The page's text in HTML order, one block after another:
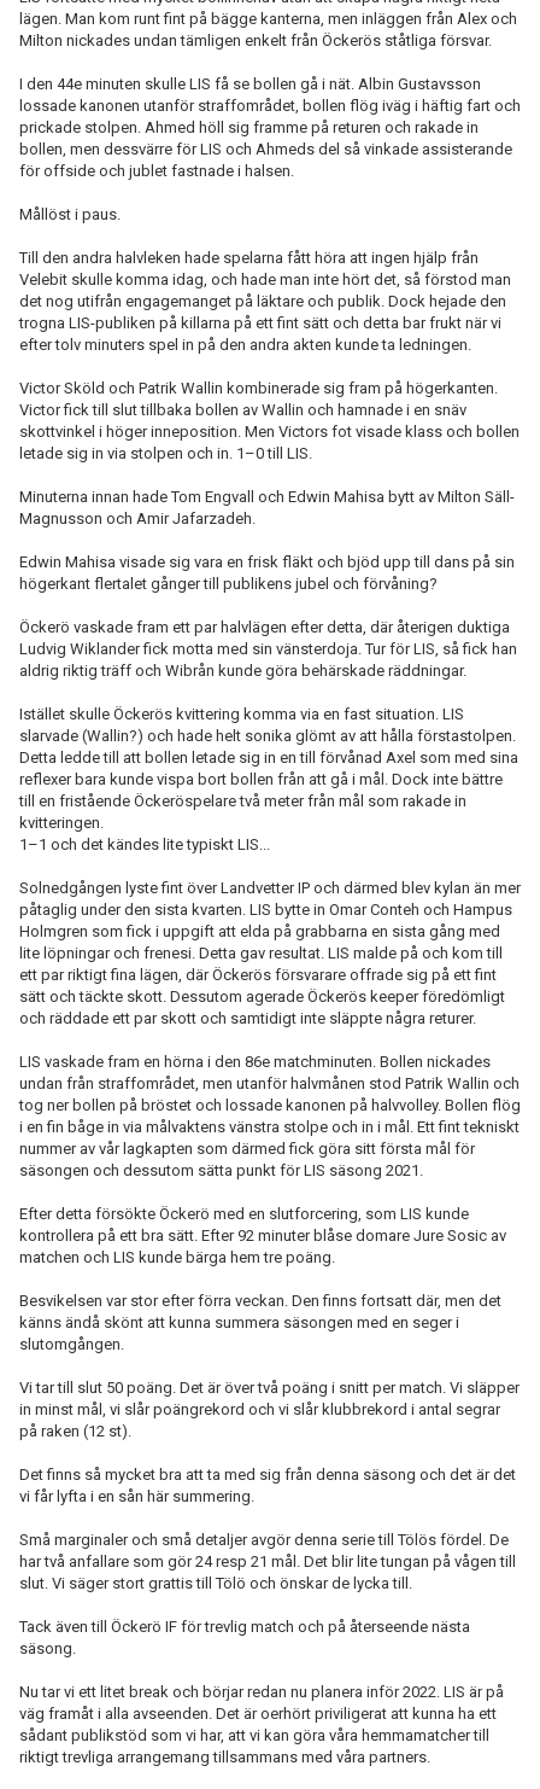
lägen. Man kom runt fint på bägge kanterna, men inläggen från Alex och
Milton nickades undan tämligen enkelt från Öckerös ståtliga försvar.
I den 44e minuten skulle LIS få se bollen gå i nät. Albin Gustavsson
lossade kanonen utanför straffområdet, bollen flög iväg i häftig fart och
prickade stolpen. Ahmed höll sig framme på returen och rakade in
bollen, men dessvärre för LIS och Ahmeds del så vinkade assisterande
för offside och jublet fastnade i halsen.
Mållöst i paus.
Till den andra halvleken hade spelarna fått höra att ingen hjälp från
Velebit skulle komma idag, och hade man inte hört det, så förstod man
det nog utifrån engagemanget på läktare och publik. Dock hejade den
trogna LIS-publiken på killarna på ett fint sätt och detta bar frukt när vi
efter tolv minuters spel in på den andra akten kunde ta ledningen.
Victor Sköld och Patrik Wallin kombinerade sig fram på högerkanten.
Victor fick till slut tillbaka bollen av Wallin och hamnade i en snäv
skottvinkel i höger inneposition. Men Victors fot visade klass och bollen
letade sig in via stolpen och in. 1–0 till LIS.
Minuterna innan hade Tom Engvall och Edwin Mahisa bytt av Milton Säll-
Magnusson och Amir Jafarzadeh.
Edwin Mahisa visade sig vara en frisk fläkt och bjöd upp till dans på sin
högerkant flertalet gånger till publikens jubel och förvåning?
Öckerö vaskade fram ett par halvlägen efter detta, där återigen duktiga
Ludvig Wiklander fick motta med sin vänsterdoja. Tur för LIS, så fick han
aldrig riktig träff och Wibrån kunde göra behärskade räddningar.
Istället skulle Öckerös kvittering komma via en fast situation. LIS
slarvade (Wallin?) och hade helt sonika glömt av att hålla förstastolpen.
Detta ledde till att bollen letade sig in en till förvånad Axel som med sina
reflexer bara kunde vispa bort bollen från att gå i mål. Dock inte bättre
till en fristående Öckeröspelare två meter från mål som rakade in
kvitteringen.
1–1 och det kändes lite typiskt LIS...
Solnedgången lyste fint över Landvetter IP och därmed blev kylan än mer
påtaglig under den sista kvarten. LIS bytte in Omar Conteh och Hampus
Holmgren som fick i uppgift att elda på grabbarna en sista gång med
lite löpningar och frenesi. Detta gav resultat. LIS malde på och kom till
ett par riktigt fina lägen, där Öckerös försvarare offrade sig på ett fint
sätt och täckte skott. Dessutom agerade Öckerös keeper föredömligt
och räddade ett par skott och samtidigt inte släppte några returer.
LIS vaskade fram en hörna i den 86e matchminuten. Bollen nickades
undan från straffområdet, men utanför halvmånen stod Patrik Wallin och
tog ner bollen på bröstet och lossade kanonen på halvvolley. Bollen flög
i en fin båge in via målvaktens vänstra stolpe och in i mål. Ett fint tekniskt
nummer av vår lagkapten som därmed fick göra sitt första mål för
säsongen och dessutom sätta punkt för LIS säsong 2021.
Efter detta försökte Öckerö med en slutforcering, som LIS kunde
kontrollera på ett bra sätt. Efter 92 minuter blåse domare Jure Sosic av
matchen och LIS kunde bärga hem tre poäng.
Besvikelsen var stor efter förra veckan. Den finns fortsatt där, men det
känns ändå skönt att kunna summera säsongen med en seger i
slutomgången.
Vi tar till slut 50 poäng. Det är över två poäng i snitt per match. Vi släpper
in minst mål, vi slår poängrekord och vi slår klubbrekord i antal segrar
på raken (12 st).
Det finns så mycket bra att ta med sig från denna säsong och det är det
vi får lyfta i en sån här summering.
Små marginaler och små detaljer avgör denna serie till Tölös fördel. De
har två anfallare som gör 24 resp 21 mål. Det blir lite tungan på vågen till
slut. Vi säger stort grattis till Tölö och önskar de lycka till.
Tack även till Öckerö IF för trevlig match och på återseende nästa
säsong.
Nu tar vi ett litet break och börjar redan nu planera inför 2022. LIS är på
väg framåt i alla avseenden. Det är oerhört priviligerat att kunna ha ett
sådant publikstöd som vi har, att vi kan göra våra hemmamatcher till
riktigt trevliga arrangemang tillsammans med våra partners.